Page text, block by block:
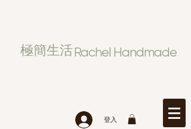
極簡生活Rachel Handmade
登入